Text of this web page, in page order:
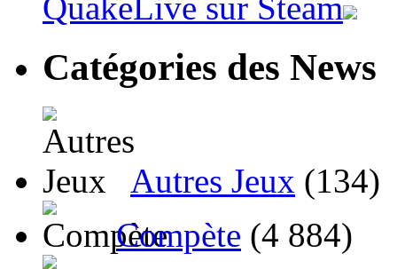
QuakeLive sur Steam
Catégories des News
Autres Jeux (134)
Compète (4 884)